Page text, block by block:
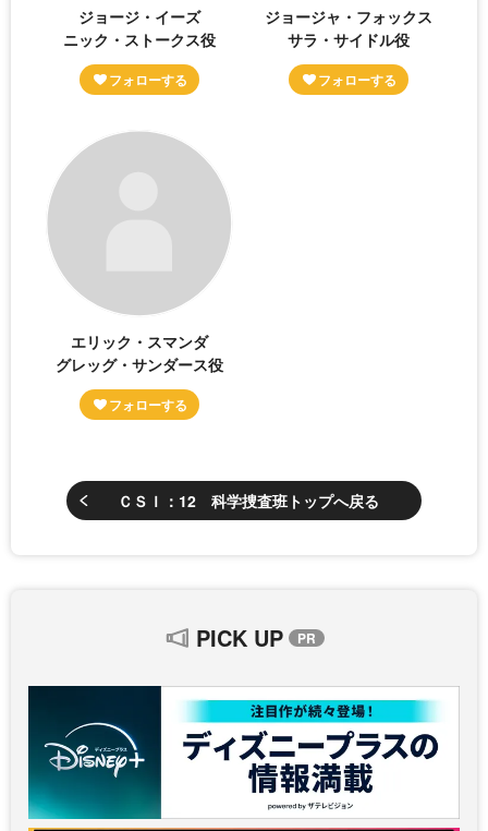
ジョージ・イーズ
ニック・ストークス役
ジョージャ・フォックス
サラ・サイドル役
エリック・スマンダ
グレッグ・サンダース役
ＣＳＩ：12 科学捜査班トップへ戻る
PICK UP